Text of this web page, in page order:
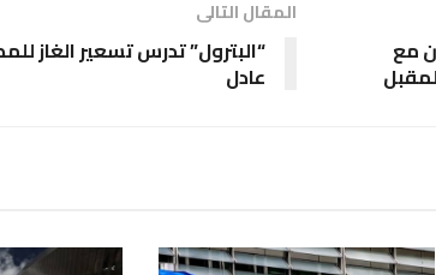
مع
المقال التالى
“البترول” تدرس تسعير الغاز
عادل